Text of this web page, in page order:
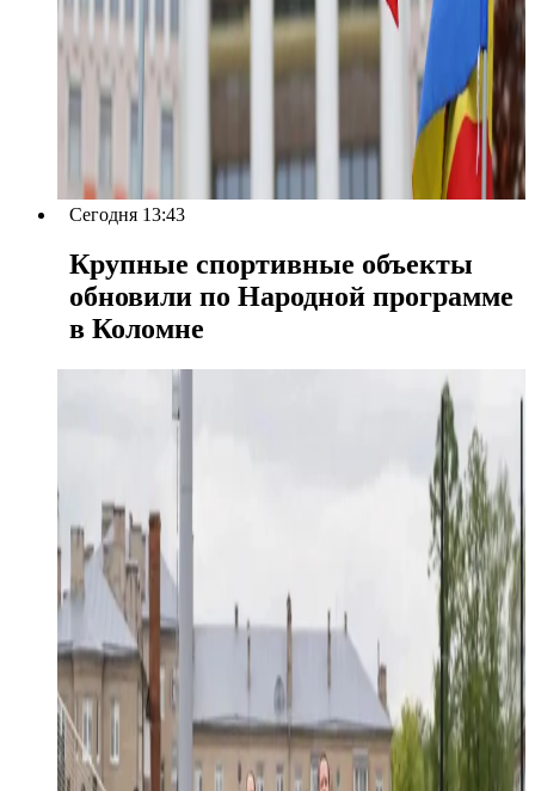
Сегодня 13:43
Крупные спортивные объекты
обновили по Народной программе
в Коломне